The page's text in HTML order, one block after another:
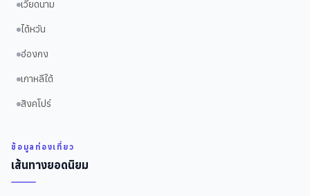
เวียดนาม
ไต้หวัน
ฮ่องกง
เกาหลีใต้
สิงคโปร์
ข้อมูลท่องเที่ยว
เส้นทางยอดนิยม